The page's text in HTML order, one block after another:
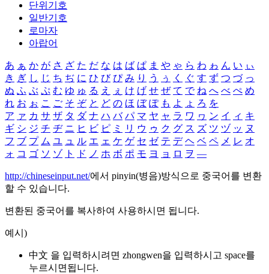
단위기호
일반기호
로마자
아랍어
あ ぁ か が さ ざ た だ な は ば ぱ ま や ゃ ら わ ゎ ん い ぃ
き ぎ し じ ち ぢ に ひ び ぴ み り う ぅ く ぐ す ず つ づ っ
ぬ ふ ぶ ぷ む ゆ ゅ る え ぇ け げ せ ぜ て で ね へ べ ぺ め
れ お ぉ こ ご そ ぞ と ど の ほ ぼ ぽ も よ ょ ろ を
ア ァ カ サ ザ タ ダ ナ ハ バ パ マ ヤ ャ ラ ワ ヮ ン イ ィ キ
ギ シ ジ チ ヂ ニ ヒ ビ ピ ミ リ ウ ゥ ク グ ス ズ ツ ヅ ッ ヌ
フ ブ プ ム ユ ュ ル エ ェ ケ ゲ セ ゼ テ デ ヘ ベ ペ メ レ オ
ォ コ ゴ ソ ゾ ト ド ノ ホ ボ ポ モ ヨ ョ ロ ヲ ―
http://chineseinput.net/에서 pinyin(병음)방식으로 중국어를 변환
할 수 있습니다.
변환된 중국어를 복사하여 사용하시면 됩니다.
예시)
中文 을 입력하시려면 zhongwen을 입력하시고 space를
누르시면됩니다.